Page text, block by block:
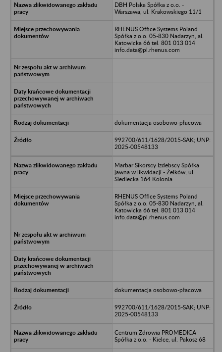
DBH Polska Spółka z o.o. -
Warszawa, ul. Krakowskiego 11/1
RHENUS Office Systems Poland
Spółka z o.o. 05-830 Nadarzyn, al.
Katowicka 66 tel. 801 013 014
info.data@pl.rhenus.com
dokumentacja osobowo-płacowa
992700/611/1628/2015-SAK; UNP:
2025-00548133
Marbar Sikorscy Izdebscy Spółka
jawna w likwidacji - Żelków, ul.
Siedlecka 164 Kolonia
RHENUS Office Systems Poland
Spółka z o.o. 05-830 Nadarzyn, al.
Katowicka 66 tel. 801 013 014
info.data@pl.rhenus.com
dokumentacja osobowo-płacowa
992700/611/1628/2015-SAK; UNP:
2025-00548133
Centrum Zdrowia PROMEDICA
Spółka z o.o. - Kielce, ul. Pakosz 68